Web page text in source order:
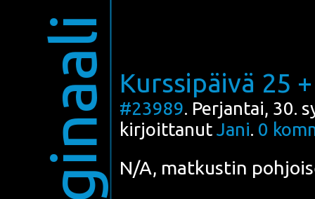
Kurssipäivä 25
#23989. Perjantai, 30.
kirjoittanut Jani. 0
N/A, mat­kus­tin